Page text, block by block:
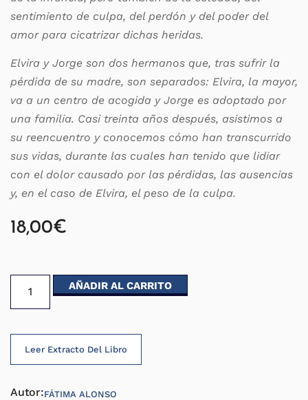
sentimiento de culpa, del perdón y del poder del
amor para cicatrizar dichas heridas.
Elvira y Jorge son dos hermanos que, tras sufrir la
pérdida de su madre, son separados: Elvira, la mayor,
va a un centro de acogida y Jorge es adoptado por
una familia. Casi treinta años después, asistimos a
su reencuentro y conocemos cómo han transcurrido
sus vidas, durante las cuales han tenido que lidiar
con el dolor causado por las pérdidas, las ausencias
y, en el caso de Elvira, el peso de la culpa.
18,00€
AÑADIR AL CARRITO
Leer Extracto Del Libro
Autor:FÁTIMA ALONSO